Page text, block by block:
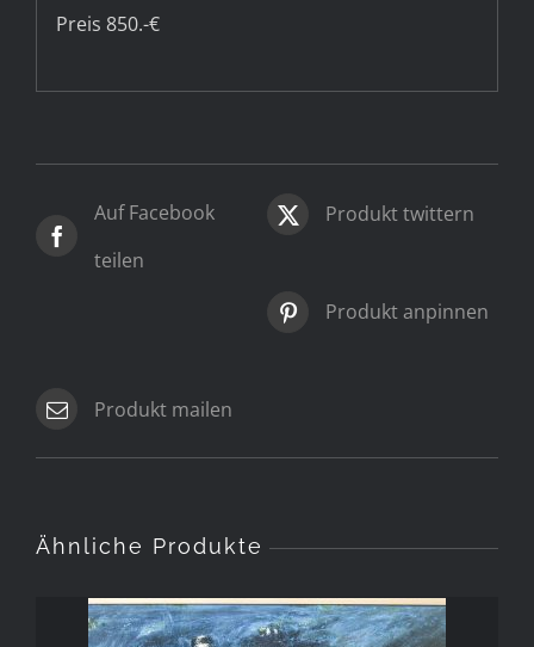
Preis 850.-€
Auf Facebook
teilen
Produkt twittern
Produkt anpinnen
Produkt mailen
Ähnliche Produkte